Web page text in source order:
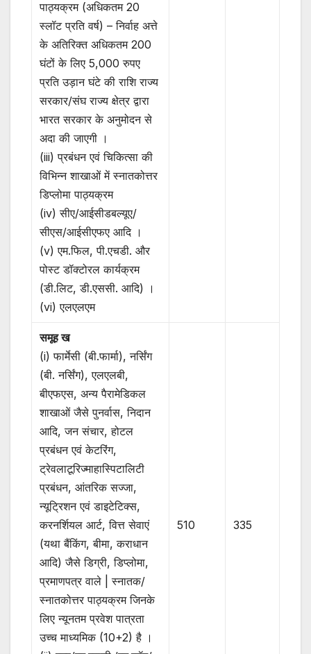
पाठ्यक्रम (अधिकतम 20
स्लॉट प्रति वर्ष) – निर्वाह अत्ते
के अतिरिक्त अधिकतम 200
घंटों के लिए 5,000 रुपए
प्रति उड़ान घंटे की राशि राज्य
सरकार/संघ राज्य क्षेत्र द्वारा
भारत सरकार के अनुमोदन से
अदा की जाएगी ।
(iii) प्रबंधन एवं चिकित्सा की
विभिन्न शाखाओं में स्नातकोत्तर
डिप्लोमा पाठ्यक्रम
(iv) सीए/आईसीडबल्यूए/
सीएस/आईसीएफए आदि ।
(v) एम.फिल, पी.एचडी. और
पोस्ट डॉक्टोरल कार्यक्रम
(डी.लिट, डी.एससी. आदि) ।
(vi) एलएलएम
समूह ख
(i) फार्मेसी (बी.फार्मा), नर्सिंग
(बी. नर्सिंग), एलएलबी,
बीएफएस, अन्य पैरामेडिकल
शाखाओं जैसे पुनर्वास, निदान
आदि, जन संचार, होटल
प्रबंधन एवं केटरिंग,
ट्रेवलाटूरिज्माहास्पिटालिटी
प्रबंधन, आंतरिक सज्जा,
न्यूट्रिशन एवं डाइटेटिक्स,
करनर्शियल आर्ट, वित्त सेवाएं
(यथा बैंकिंग, बीमा, कराधान
आदि) जैसे डिग्री, डिप्लोमा,
प्रमाणपत्र वाले | स्नातक/
स्नातकोत्तर पाठ्यक्रम जिनके
लिए न्यूनतम प्रवेश पात्रता
उच्च माध्यमिक (10+2) है ।
510 335